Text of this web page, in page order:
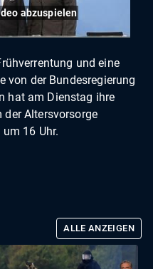
abzuspielen
und eine
von der Bundesregierung
hat am Dienstag ihre
der Altersvorsorge
16 Uhr.
ALLE ANZEIGEN